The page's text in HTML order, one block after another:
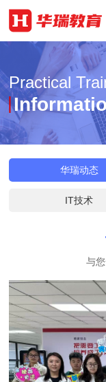
Practical
华瑞动态
IT技术
与